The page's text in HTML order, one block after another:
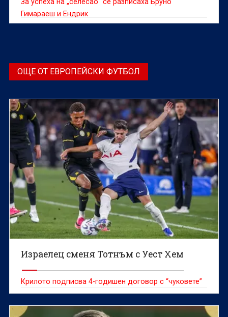
За успеха на „селесао“ се разписаха Бруно
Гимараеш и Ендрик
ОЩЕ ОТ ЕВРОПЕЙСКИ ФУТБОЛ
Израелец сменя Тотнъм с Уест Хем
Крилото подписва 4-годишен договор с “чуковете”